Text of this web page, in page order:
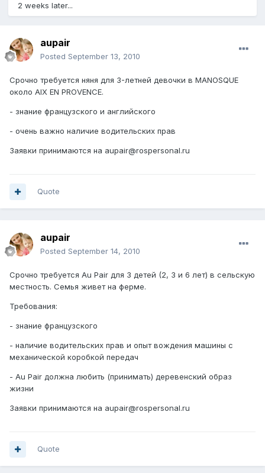
2 weeks later...
aupair
Posted September 13, 2010
Срочно требуется няня для 3-летней девочки в MANOSQUE
около AIX EN PROVENCE.
- знание французского и английского
- очень важно наличие водительских прав
Заявки принимаются на aupair@rospersonal.ru
Quote
aupair
Posted September 14, 2010
Срочно требуется Au Pair для 3 детей (2, 3 и 6 лет) в сельскую
местность. Семья живет на ферме.
Требования:
- знание французского
- наличие водительских прав и опыт вождения машины c
механической коробкой передач
- Au Pair должна любить (принимать) деревенский образ
жизни
Заявки принимаются на aupair@rospersonal.ru
Quote